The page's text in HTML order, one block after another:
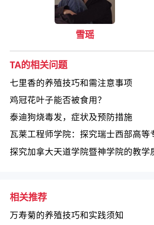
雪瑶
TA的相关问题
七里香的养殖技巧和需注意事项
鸡冠花叶子能否被食用？
泰迪狗烧毒发，症状及预防措施
瓦莱工程师学院：探究瑞士西部高等
业学院的教育质量
探究加拿大天道学院暨神学院的教学
相关推荐
万寿菊的养殖技巧和实践须知